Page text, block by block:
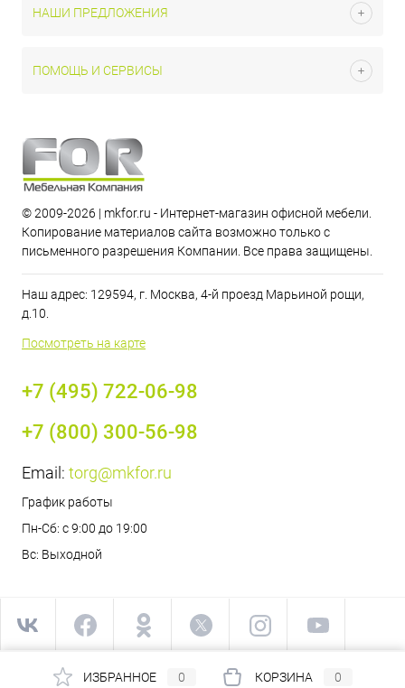
НАШИ ПРЕДЛОЖЕНИЯ
ПОМОЩЬ И СЕРВИСЫ
© 2009-2026 | mkfor.ru - Интернет-магазин офисной мебели.
Копирование материалов сайта возможно только с
письменного разрешения Компании. Все права защищены.
Наш адрес: 129594, г. Москва, 4-й проезд Марьиной рощи,
д.10.
Посмотреть на карте
+7 (495) 722-06-98
+7 (800) 300-56-98
Email: torg@mkfor.ru
График работы
Пн-Сб: с 9:00 до 19:00
Вс: Выходной
ИЗБРАННОЕ 0 КОРЗИНА 0